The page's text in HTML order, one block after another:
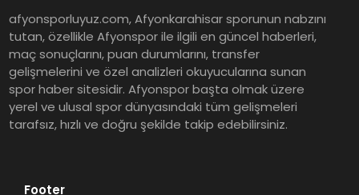
afyonsporluyuz.com, Afyonkarahisar sporunun nabzını
tutan, özellikle Afyonspor ile ilgili en güncel haberleri,
maç sonuçlarını, puan durumlarını, transfer
gelişmelerini ve özel analizleri okuyucularına sunan
spor haber sitesidir. Afyonspor başta olmak üzere
yerel ve ulusal spor dünyasındaki tüm gelişmeleri
tarafsız, hızlı ve doğru şekilde takip edebilirsiniz.
Footer